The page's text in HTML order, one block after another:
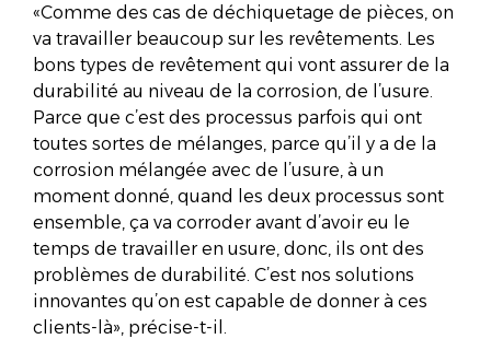
«Comme des cas de déchiquetage de pièces, on
va travailler beaucoup sur les revêtements. Les
bons types de revêtement qui vont assurer de la
durabilité au niveau de la corrosion, de l’usure.
Parce que c’est des processus parfois qui ont
toutes sortes de mélanges, parce qu’il y a de la
corrosion mélangée avec de l’usure, à un
moment donné, quand les deux processus sont
ensemble, ça va corroder avant d’avoir eu le
temps de travailler en usure, donc, ils ont des
problèmes de durabilité. C’est nos solutions
innovantes qu’on est capable de donner à ces
clients-là», précise-t-il.